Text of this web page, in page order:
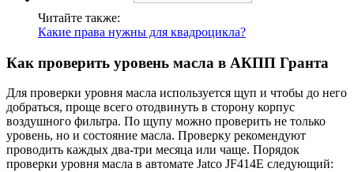
Читайте также:
Какие права нужны для квадроцикла?
Как проверить уровень масла в АКПП Гранта
Для проверки уровня масла используется щуп и чтобы до него
добраться, проще всего отодвинуть в сторону корпус
воздушного фильтра. По щупу можно проверить не только
уровень, но и состояние масла. Проверку рекомендуют
проводить каждых два-три месяца или чаще. Порядок
проверки уровня масла в автомате Jatco JF414E следующий: